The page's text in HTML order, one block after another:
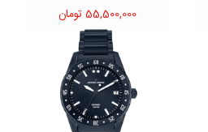
55,500,000 تومان